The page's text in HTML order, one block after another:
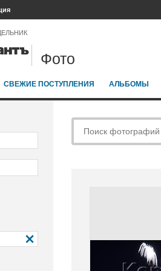
Фото
СВЕЖИЕ ПОСТУПЛЕНИЯ АЛЬБОМЫ